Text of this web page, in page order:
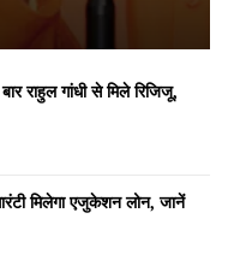
राहुल गांधी से मिले रिजिजू,
मिलेगा एजुकेशन लोन, जानें